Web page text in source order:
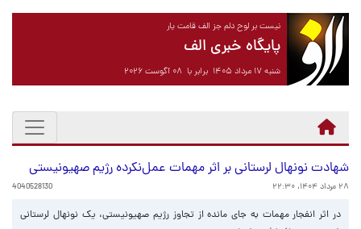
نیست بر لوح دلم جز الف قامت یار
پایگاه خبری الف
شنبه ۱۷ مرداد ۱۴۰۵ برابر با ۰۸ آگوست ۲۰۲۶
شهادت نونهال لرستانی بر اثر مهمات عمل‌نکرده رژیم صهیونیستی
۲۸ مرداد ۱۴۰۴، ۲۲:۳۰ 4040528130
در اثر انفجار مهمات به جای مانده از تجاوز رژیم صهیونیستی، یک نونهال لرستانی